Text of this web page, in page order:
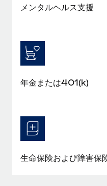
業務に最適な人材を採用し、
詳細を見る
給与詐欺：種類、事例、
ム間で頻繁に移動しているた
を保護することは極めて重要
メンタルヘルス支援
年金または401(k)
生命保険および障害保